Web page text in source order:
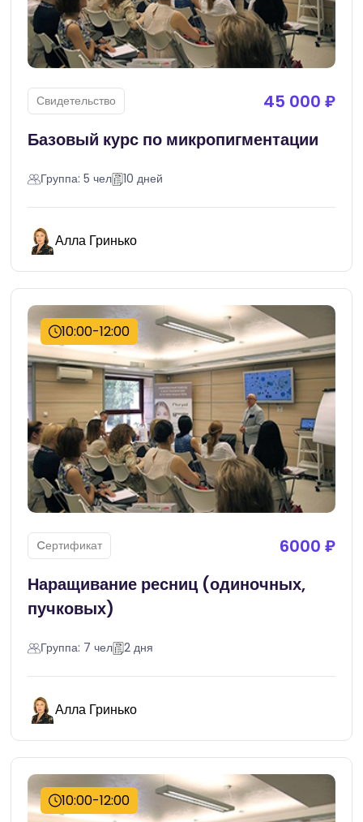
Свидетельство
45 000 ₽
Базовый курс по микропигментации
Группа: 5 чел 10 дней
Алла Гринько
10:00-12:00
Cертификат
6000 ₽
Наращивание ресниц (одиночных,
пучковых)
Группа: 7 чел 2 дня
Алла Гринько
10:00-12:00